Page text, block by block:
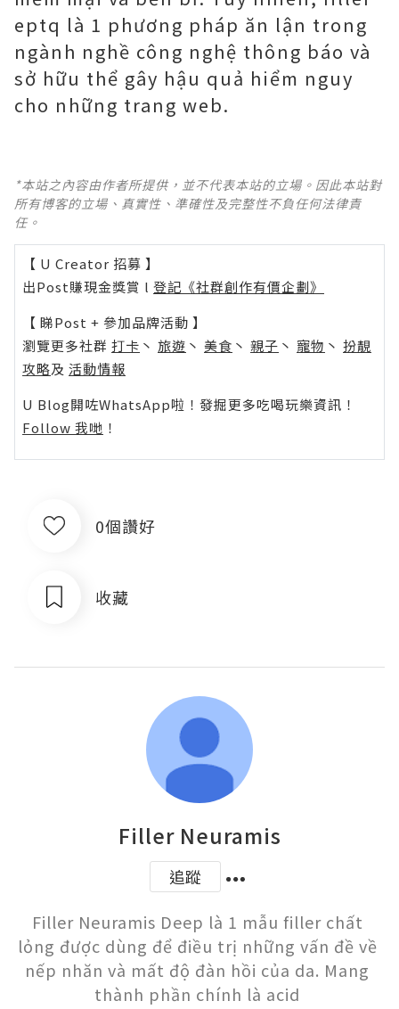
eptq là 1 phương pháp ăn lận trong
ngành nghề công nghệ thông báo và
sở hữu thể gây hậu quả hiểm nguy
cho những trang web.
*本站之內容由作者所提供，並不代表本站的立場。因此本站對
所有博客的立場、真實性、準確性及完整性不負任何法律責
任。
【 U Creator 招募 】
出Post賺現金獎賞 l 登記《社群創作有價企劃》
【 睇Post + 參加品牌活動 】
瀏覽更多社群 打卡 丶 旅遊 丶 美食 丶 親子 丶 寵物 丶 扮靚
攻略及 活動情報
U Blog開咗WhatsApp啦！發掘更多吃喝玩樂資訊！
Follow 我哋 ！
0個讚好
收藏
Filler Neuramis
追蹤
Filler Neuramis Deep là 1 mẫu filler chất
lỏng được dùng để điều trị những vấn đề về
nếp nhăn và mất độ đàn hồi của da. Mang
thành phần chính là acid